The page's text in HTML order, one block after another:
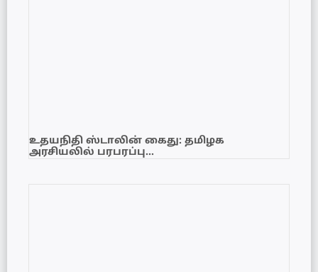
உதயநிதி ஸ்டாலின் கைது: தமிழக
அரசியலில் பரபரப்பு…